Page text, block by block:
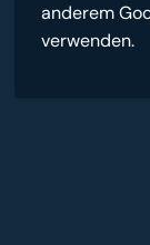
anderem
verwenden.